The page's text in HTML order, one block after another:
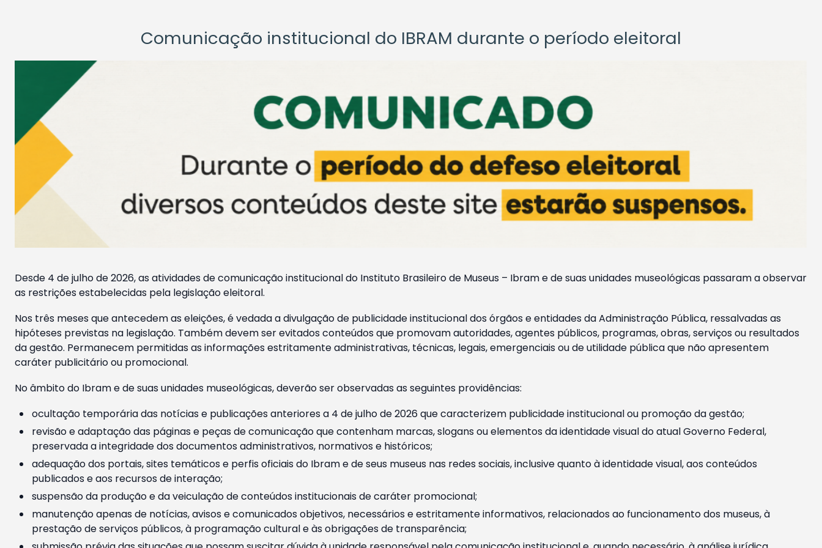
Comunicação institucional do IBRAM durante o período eleitoral
Desde 4 de julho de 2026, as atividades de comunicação institucional do Instituto Brasileiro de Museus – Ibram e de suas unidades museológicas passaram a observar
as restrições estabelecidas pela legislação eleitoral.
Nos três meses que antecedem as eleições, é vedada a divulgação de publicidade institucional dos órgãos e entidades da Administração Pública, ressalvadas as
hipóteses previstas na legislação. Também devem ser evitados conteúdos que promovam autoridades, agentes públicos, programas, obras, serviços ou resultados
da gestão. Permanecem permitidas as informações estritamente administrativas, técnicas, legais, emergenciais ou de utilidade pública que não apresentem
caráter publicitário ou promocional.
No âmbito do Ibram e de suas unidades museológicas, deverão ser observadas as seguintes providências:
ocultação temporária das notícias e publicações anteriores a 4 de julho de 2026 que caracterizem publicidade institucional ou promoção da gestão;
revisão e adaptação das páginas e peças de comunicação que contenham marcas, slogans ou elementos da identidade visual do atual Governo Federal,
preservada a integridade dos documentos administrativos, normativos e históricos;
adequação dos portais, sites temáticos e perfis oficiais do Ibram e de seus museus nas redes sociais, inclusive quanto à identidade visual, aos conteúdos
publicados e aos recursos de interação;
suspensão da produção e da veiculação de conteúdos institucionais de caráter promocional;
manutenção apenas de notícias, avisos e comunicados objetivos, necessários e estritamente informativos, relacionados ao funcionamento dos museus, à
prestação de serviços públicos, à programação cultural e às obrigações de transparência;